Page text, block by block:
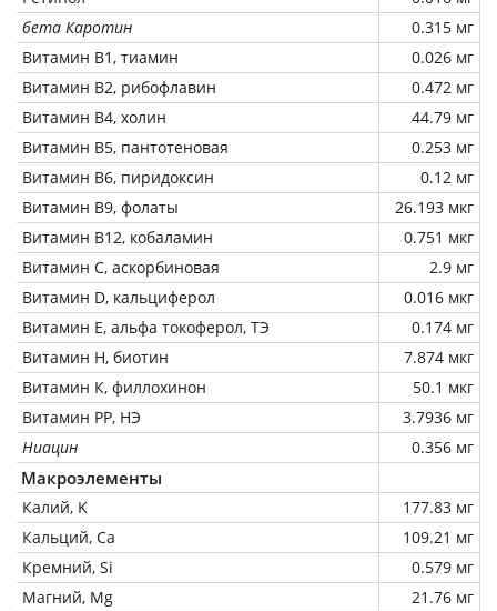
бета Каротин
0.315 мг
Витамин В1, тиамин
0.026 мг
Витамин В2, рибофлавин
0.472 мг
Витамин В4, холин
44.79 мг
Витамин В5, пантотеновая
0.253 мг
Витамин В6, пиридоксин
0.12 мг
Витамин В9, фолаты
26.193 мкг
Витамин В12, кобаламин
0.751 мкг
Витамин C, аскорбиновая
2.9 мг
Витамин D, кальциферол
0.016 мкг
Витамин Е, альфа токоферол, ТЭ
0.174 мг
Витамин Н, биотин
7.874 мкг
Витамин К, филлохинон
50.1 мкг
Витамин РР, НЭ
3.7936 мг
Ниацин
0.356 мг
Макроэлементы
Калий, K
177.83 мг
Кальций, Ca
109.21 мг
Кремний, Si
0.579 мг
Магний, Mg
21.76 мг